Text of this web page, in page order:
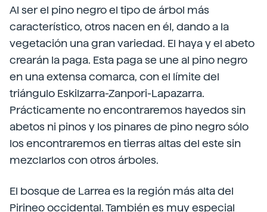
Al ser el pino negro el tipo de árbol más
característico, otros nacen en él, dando a la
vegetación una gran variedad. El haya y el abeto
crearán la paga. Esta paga se une al pino negro
en una extensa comarca, con el límite del
triángulo Eskilzarra-Zanpori-Lapazarra.
Prácticamente no encontraremos hayedos sin
abetos ni pinos y los pinares de pino negro sólo
los encontraremos en tierras altas del este sin
mezclarlos con otros árboles.
El bosque de Larrea es la región más alta del
Pirineo occidental. También es muy especial